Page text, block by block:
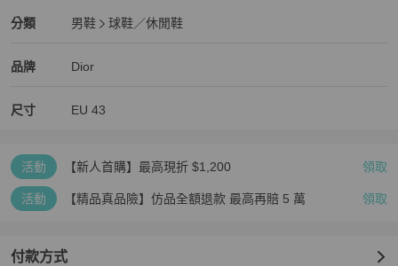
備註：無其他配件
還是可能會有小細節沒拍到，高標者請繞道，不能接受使用痕跡請勿
#Dior #運動鞋 #43
分類
Dior男鞋 分類資訊
男鞋
球鞋／休閒鞋
品牌
Dior精品 男鞋品牌介紹
Dior
Dior推薦清單
尺寸 EU 43
活動 【新人首購】最高現折 $1,200 領取
活動 【精品真品險】仿品全額退款 最高再賠 5 萬 領取
付款方式